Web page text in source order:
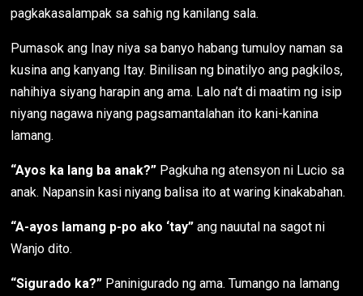
pagkakasalampak sa sahig ng kanilang sala.
Pumasok ang Inay niya sa banyo habang tumuloy naman sa
kusina ang kanyang Itay. Binilisan ng binatilyo ang pagkilos,
nahihiya siyang harapin ang ama. Lalo na’t di maatim ng isip
niyang nagawa niyang pagsamantalahan ito kani-kanina
lamang.
“Ayos ka lang ba anak?” Pagkuha ng atensyon ni Lucio sa
anak. Napansin kasi niyang balisa ito at waring kinakabahan.
“A-ayos lamang p-po ako ‘tay” ang nauutal na sagot ni
Wanjo dito.
“Sigurado ka?” Paninigurado ng ama. Tumango na lamang